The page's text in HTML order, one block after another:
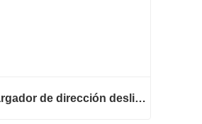
Minicargador de dirección deslizante barato